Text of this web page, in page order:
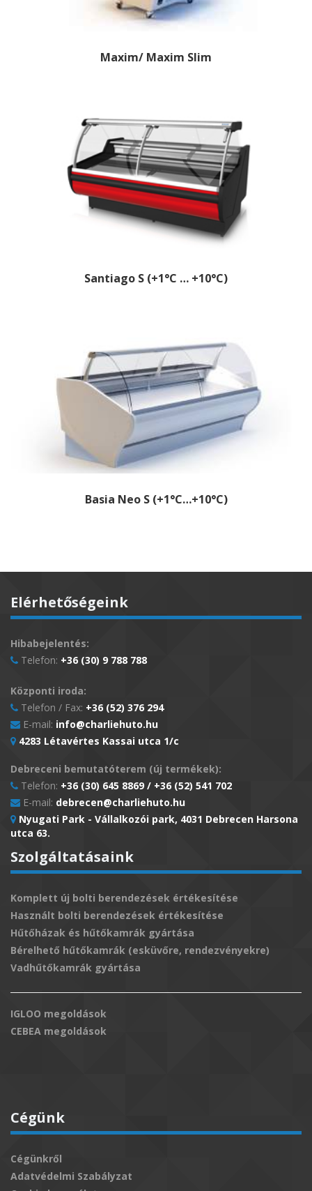
Maxim/ Maxim Slim
Santiago S (+1°C … +10°C)
Basia Neo S (+1°C…+10°C)
Elérhetőségeink
Hibabejelentés:
Telefon: +36 (30) 9 788 788
Központi iroda:
Telefon / Fax: +36 (52) 376 294
E-mail: info@charliehuto.hu
4283 Létavértes Kassai utca 1/c
Debreceni bemutatóterem (új termékek):
Telefon: +36 (30) 645 8869 / +36 (52) 541 702
E-mail: debrecen@charliehuto.hu
Nyugati Park - Vállalkozói park, 4031 Debrecen Harsona
utca 63.
Szolgáltatásaink
Komplett új bolti berendezések értékesítése
Használt bolti berendezések értékesítése
Hűtőházak és hűtőkamrák gyártása
Bérelhető hűtőkamrák (esküvőre, rendezvényekre)
Vadhűtőkamrák gyártása
IGLOO megoldások
CEBEA megoldások
Cégünk
Cégünkről
Adatvédelmi Szabályzat